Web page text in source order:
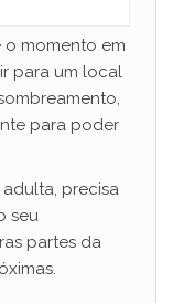
momento em
para um local
para poder
precisa
seu
partes da